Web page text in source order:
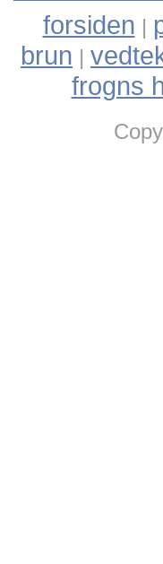
forsiden |
brun |
frogns